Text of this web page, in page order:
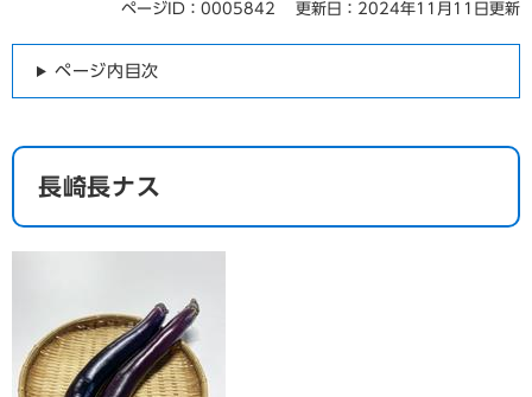
ページID：0005842 更新日：2024年11月11日更新
ページ内目次
長崎長ナス